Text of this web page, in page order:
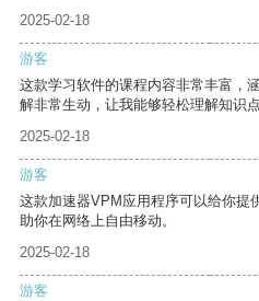
2025-02-18
游客
这款学习软件的课程内容非常丰富，
解非常生动，让我能够轻松理解知识点
2025-02-18
游客
这款加速器VPM应用程序可以给你提
助你在网络上自由移动。
2025-02-18
游客